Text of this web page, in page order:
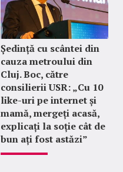
Ședință cu scântei din
cauza metroului din
Cluj. Boc, către
consilierii USR: „Cu 10
like-uri pe internet și
mamă, mergeți acasă,
explicați la soție cât de
bun ați fost astăzi”